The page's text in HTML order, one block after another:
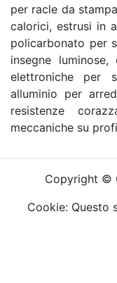
per racle da
calorici, estrusi in
policarbonato per
insegne
elettroniche per
alluminio per
resistenze
meccaniche su
Copyright ©
Cookie: Questo